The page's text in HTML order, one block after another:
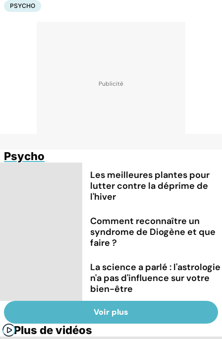
PSYCHO
Psycho
Les meilleures plantes pour
lutter contre la déprime de
l'hiver
Comment reconnaître un
syndrome de Diogène et que
faire ?
La science a parlé : l'astrologie
n'a pas d'influence sur votre
bien-être
Voir plus
Plus de vidéos